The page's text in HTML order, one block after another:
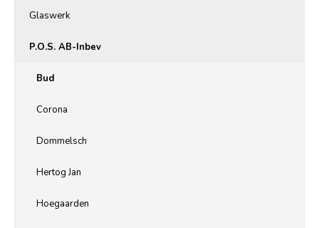
Glaswerk
P.O.S. AB-Inbev
Bud
Corona
Dommelsch
Hertog Jan
Hoegaarden